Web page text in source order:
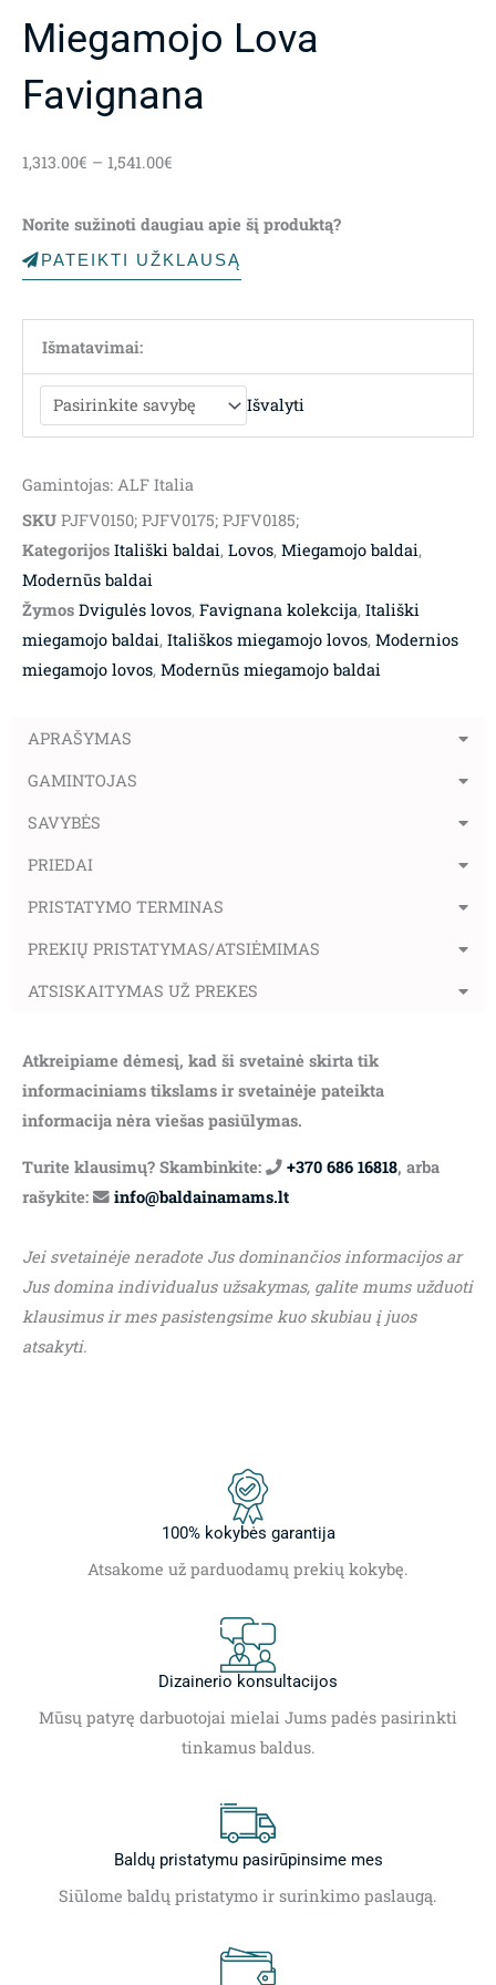
Miegamojo Lova
Favignana
1,313.00€ – 1,541.00€
through
1,541.00€
Norite sužinoti daugiau apie šį produktą?
PATEIKTI UŽKLAUSĄ
Išmatavimai:
Išvalyti
Gamintojas: ALF Italia
SKU PJFV0150; PJFV0175; PJFV0185;
Kategorijos Itališki baldai, Lovos, Miegamojo baldai,
Modernūs baldai
Žymos Dvigulės lovos, Favignana kolekcija, Itališki
miegamojo baldai, Itališkos miegamojo lovos, Modernios
miegamojo lovos, Modernūs miegamojo baldai
APRAŠYMAS
GAMINTOJAS
SAVYBĖS
PRIEDAI
PRISTATYMO TERMINAS
PREKIŲ PRISTATYMAS/ATSIĖMIMAS
ATSISKAITYMAS UŽ PREKES
Atkreipiame dėmesį, kad ši svetainė skirta tik
informaciniams tikslams ir svetainėje pateikta
informacija nėra viešas pasiūlymas.
Turite klausimų? Skambinkite: +370 686 16818, arba
rašykite:
info@baldainamams.lt
Jei svetainėje neradote Jus dominančios informacijos ar
Jus domina individualus užsakymas, galite mums užduoti
klausimus ir mes pasistengsime kuo skubiau į juos
atsakyti.
100% kokybės garantija
Atsakome už parduodamų prekių kokybę.
Dizainerio konsultacijos
Mūsų patyrę darbuotojai mielai Jums padės pasirinkti
tinkamus baldus.
Baldų pristatymu pasirūpinsime mes
Siūlome baldų pristatymo ir surinkimo paslaugą.